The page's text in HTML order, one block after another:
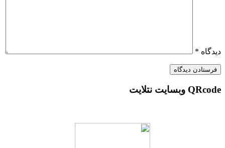
دیدگاه *
QRcode وبسایت نتلایت